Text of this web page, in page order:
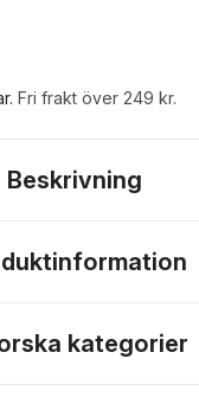
. Fri frakt över 249 kr.
Beskrivning
kategorier